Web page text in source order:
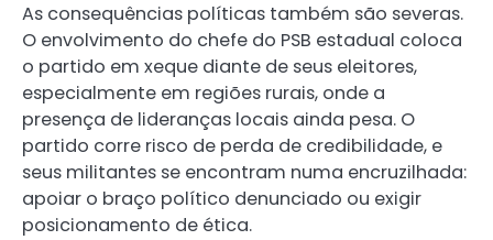
As consequências políticas também são severas.
O envolvimento do chefe do PSB estadual coloca
o partido em xeque diante de seus eleitores,
especialmente em regiões rurais, onde a
presença de lideranças locais ainda pesa. O
partido corre risco de perda de credibilidade, e
seus militantes se encontram numa encruzilhada:
apoiar o braço político denunciado ou exigir
posicionamento de ética.